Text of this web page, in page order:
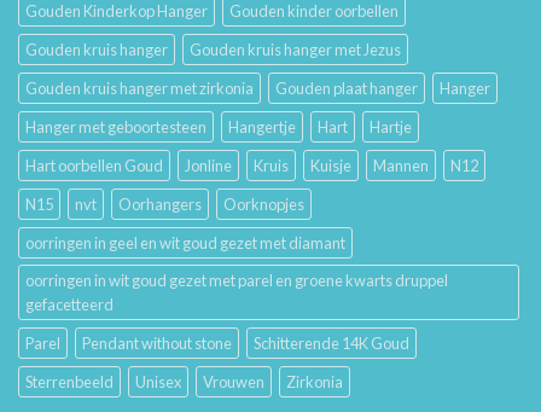
Gouden Kinderkop Hanger
Gouden kinder oorbellen
Gouden kruis hanger
Gouden kruis hanger met Jezus
Gouden kruis hanger met zirkonia
Gouden plaat hanger
Hanger
Hanger met geboortesteen
Hangertje Hart
Hartje
Hart oorbellen Goud
Jonline Kruis Kuisje Mannen
N12
N15
nvt Oorhangers
Oorknopjes
oorringen in geel en wit goud gezet met diamant
oorringen in wit goud gezet met parel en groene kwarts druppel
gefacetteerd
Parel
Pendant without stone
Schitterende 14K Goud
Sterrenbeeld
Unisex Vrouwen Zirkonia